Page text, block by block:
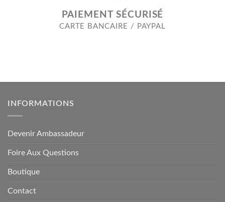
PAIEMENT SÉCURISÉ
CARTE BANCAIRE / PAYPAL
INFORMATIONS
Devenir Ambassadeur
Foire Aux Questions
Boutique
Contact